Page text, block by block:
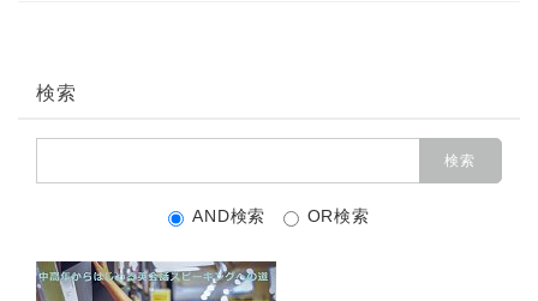
検索
AND検索 OR検索